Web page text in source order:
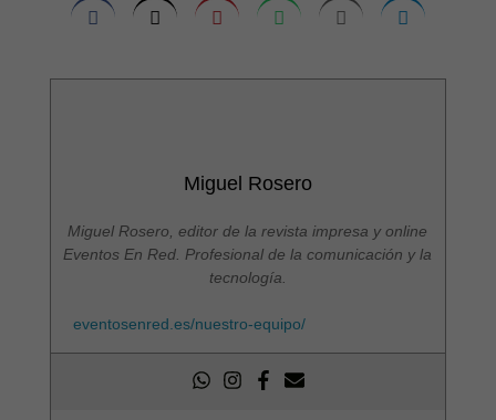
Miguel Rosero
Miguel Rosero, editor de la revista impresa y online
Eventos En Red. Profesional de la comunicación y la
tecnología.
eventosenred.es/nuestro-equipo/